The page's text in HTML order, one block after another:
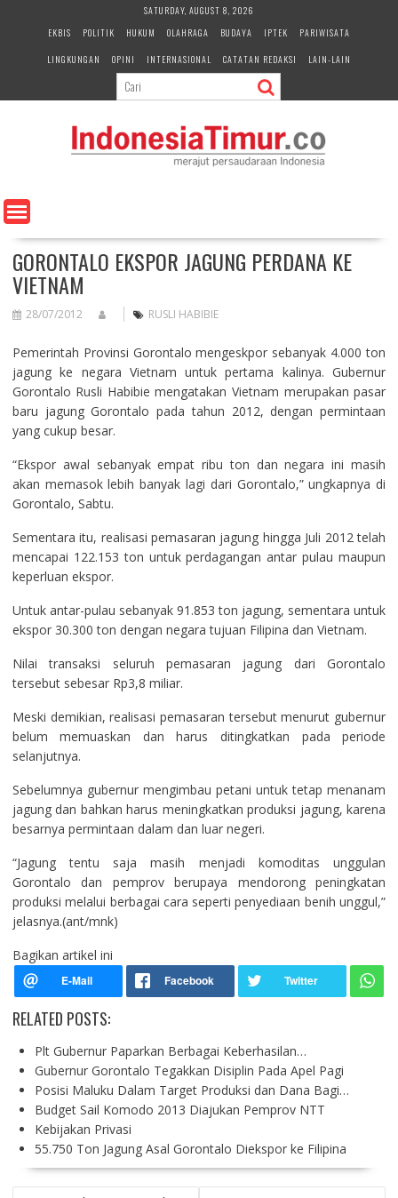
e
n
SATURDAY, AUGUST 8, 2026
EKBIS
POLITIK HUKUM OLAHRAGA BUDAYA IPTEK
PARIWISATA
LINGKUNGAN
OPINI INTERNASIONAL CATATAN REDAKSI LAIN-LAIN
GORONTALO EKSPOR JAGUNG PERDANA KE
VIETNAM
28/07/2012 RUSLI HABIBIE
Pemerintah Provinsi Gorontalo mengeskpor sebanyak 4.000 ton
jagung ke negara Vietnam untuk pertama kalinya. Gubernur
Gorontalo Rusli Habibie mengatakan Vietnam merupakan pasar
baru jagung Gorontalo pada tahun 2012, dengan permintaan
yang cukup besar.
“Ekspor awal sebanyak empat ribu ton dan negara ini masih
akan memasok lebih banyak lagi dari Gorontalo,” ungkapnya di
Gorontalo, Sabtu.
Sementara itu, realisasi pemasaran jagung hingga Juli 2012 telah
mencapai 122.153 ton untuk perdagangan antar pulau maupun
keperluan ekspor.
Untuk antar-pulau sebanyak 91.853 ton jagung, sementara untuk
ekspor 30.300 ton dengan negara tujuan Filipina dan Vietnam.
Nilai transaksi seluruh pemasaran jagung dari Gorontalo
tersebut sebesar Rp3,8 miliar.
Meski demikian, realisasi pemasaran tersebut menurut gubernur
belum memuaskan dan harus ditingkatkan pada periode
selanjutnya.
Sebelumnya gubernur mengimbau petani untuk tetap menanam
jagung dan bahkan harus meningkatkan produksi jagung, karena
besarnya permintaan dalam dan luar negeri.
“Jagung tentu saja masih menjadi komoditas unggulan
Gorontalo dan pemprov berupaya mendorong peningkatan
produksi melalui berbagai cara seperti penyediaan benih unggul,”
jelasnya.(ant/mnk)
Bagikan artikel ini
RELATED POSTS:
Plt Gubernur Paparkan Berbagai Keberhasilan…
Gubernur Gorontalo Tegakkan Disiplin Pada Apel Pagi
Posisi Maluku Dalam Target Produksi dan Dana Bagi…
Budget Sail Komodo 2013 Diajukan Pemprov NTT
Kebijakan Privasi
55.750 Ton Jagung Asal Gorontalo Diekspor ke Filipina